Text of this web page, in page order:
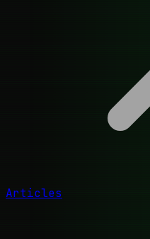
Articles